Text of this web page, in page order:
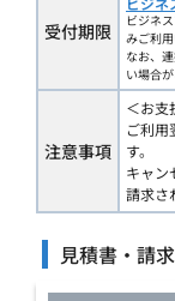
受付期限
ビジネ
みご利用
なお、
い場合が
注意事項
＜お支
ご利用
す。
キャン
請求さ
見積書・請